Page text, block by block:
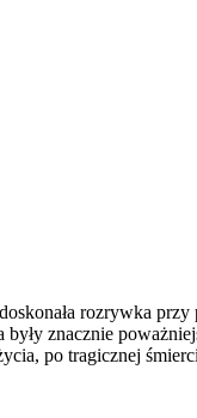
rozrywka
znacznie
po tragicznej